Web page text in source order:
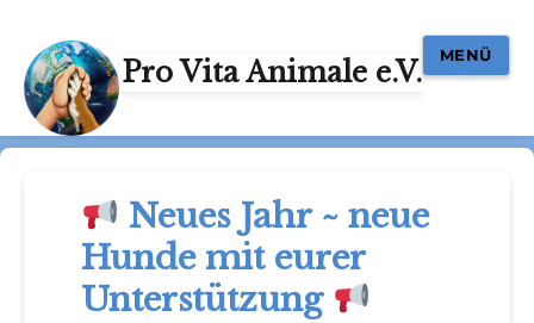
Pro Vita Animale e.V.
MENÜ
Neues Jahr ~ neue
Hunde mit eurer
Unterstützung